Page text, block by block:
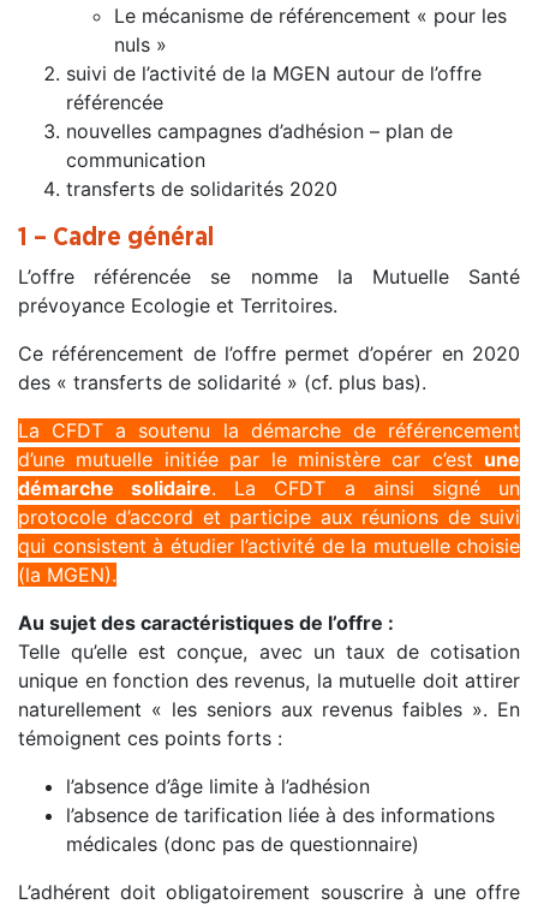
Le mécanisme de référencement « pour les
nuls »
suivi de l’activité de la MGEN autour de l’offre
référencée
nouvelles campagnes d’adhésion – plan de
communication
transferts de solidarités 2020
1 – Cadre général
L’offre référencée se nomme la Mutuelle Santé
prévoyance Ecologie et Territoires.
Ce référencement de l’offre permet d’opérer en 2020
des « transferts de solidarité » (cf. plus bas).
La CFDT a soutenu la démarche de référencement
d’une mutuelle initiée par le ministère car c’est une
démarche solidaire. La CFDT a ainsi signé un
protocole d’accord et participe aux réunions de suivi
qui consistent à étudier l’activité de la mutuelle choisie
(la MGEN).
Au sujet des caractéristiques de l’offre :
Telle qu’elle est conçue, avec un taux de cotisation
unique en fonction des revenus, la mutuelle doit attirer
naturellement « les seniors aux revenus faibles ». En
témoignent ces points forts :
l’absence d’âge limite à l’adhésion
l’absence de tarification liée à des informations
médicales (donc pas de questionnaire)
L’adhérent doit obligatoirement souscrire à une offre